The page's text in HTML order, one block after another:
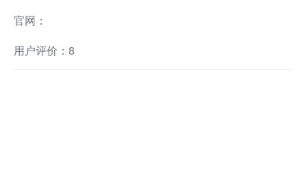
官网：
用户评价：8